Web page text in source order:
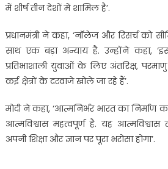
में शीर्ष तीन देशों में शामिल है’.
प्रधानमंत्री ने कहा, ‘नॉलेज और रिसर्च को
साथ एक बड़ा अन्याय है. उन्होंने कहा,
प्रतिभाशाली युवाओं के लिए अंतरिक्ष,
कई क्षेत्रों के दरवाजे खोले जा रहे हैं’.
मोदी ने कहा, ‘आत्मनिर्भर भारत का
आत्मविश्वास महत्वपूर्ण है. यह
अपनी शिक्षा और ज्ञान पर पूरा भरोसा होगा’.